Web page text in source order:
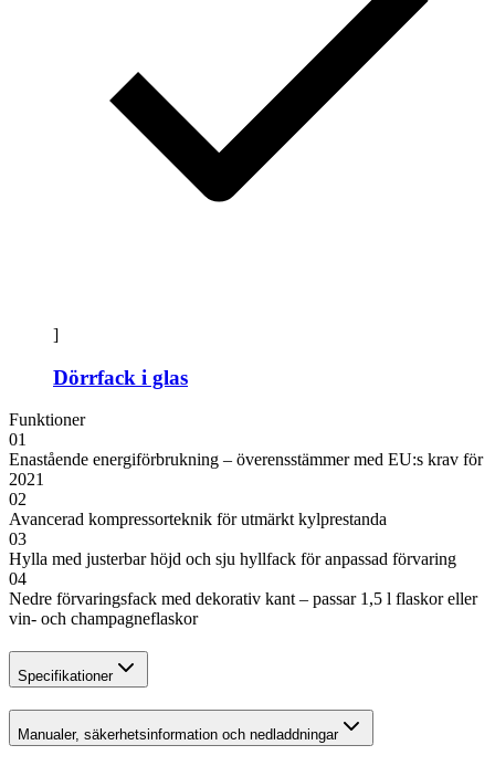
]
Dörrfack i glas
Funktioner
01
Enastående energiförbrukning – överensstämmer med EU:s krav för
2021
02
Avancerad kompressorteknik för utmärkt kylprestanda
03
Hylla med justerbar höjd och sju hyllfack för anpassad förvaring
04
Nedre förvaringsfack med dekorativ kant – passar 1,5 l flaskor eller
vin- och champagneflaskor
Specifikationer
Manualer, säkerhetsinformation och nedladdningar